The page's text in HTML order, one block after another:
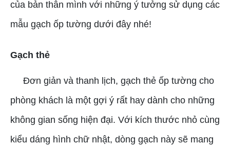
của bản thân mình với những ý tưởng sử dụng các
mẫu gạch ốp tường dưới đây nhé!
Gạch thẻ
Đơn giản và thanh lịch, gạch thẻ ốp tường cho
phòng khách là một gợi ý rất hay dành cho những
không gian sống hiện đại. Với kích thước nhỏ cùng
kiểu dáng hình chữ nhật, dòng gạch này sẽ mang